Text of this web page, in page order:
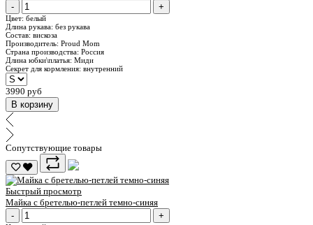
-
+
Цвет: белый
Длина рукава: без рукава
Состав: вискоза
Производитель: Proud Mom
Страна производства: Россия
Длина юбки\платья: Миди
Секрет для кормления: внутренний
3990 руб
В корзину
Сопутствующие товары
Быстрый просмотр
Майка с бретелью-петлей темно-синяя
-
+